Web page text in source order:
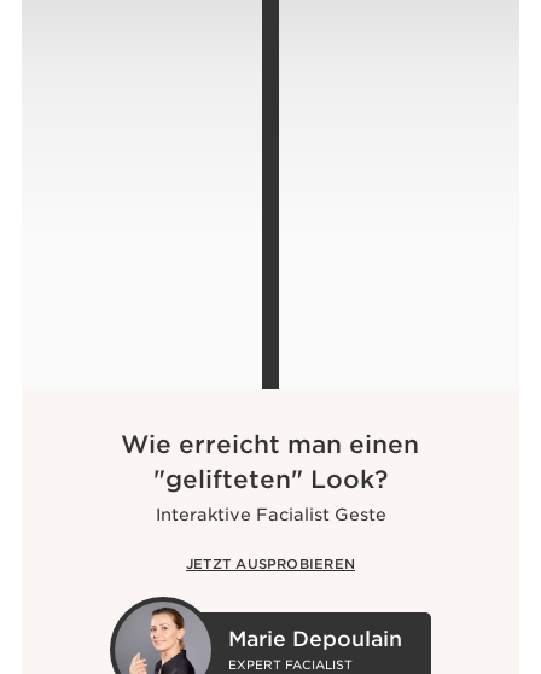
Wie erreicht man einen
"gelifteten" Look?
Interaktive Facialist Geste
JETZT AUSPROBIEREN
Marie Depoulain
EXPERT FACIALIST